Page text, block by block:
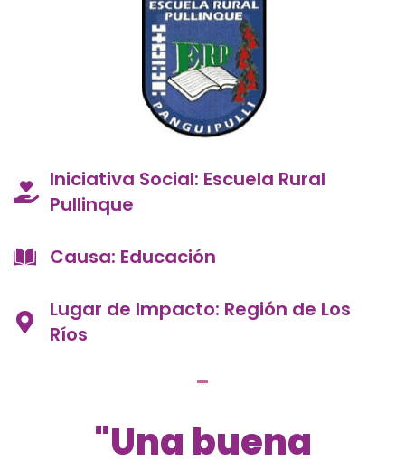
Iniciativa Social: Escuela Rural
Pullinque
Causa: Educación
Lugar de Impacto: Región de Los
Ríos
"Una buena